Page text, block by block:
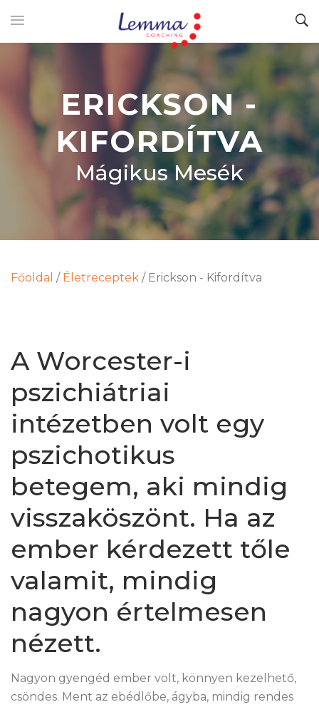
ERICKSON -
KIFORDÍTVA
Mágikus Mesék
Főoldal / Életreceptek / Erickson - Kifordítva
A Worcester-i
pszichiátriai
intézetben volt egy
pszichotikus
betegem, aki mindig
visszaköszönt. Ha az
ember kérdezett tőle
valamit, mindig
nagyon értelmesen
nézett.
Nagyon gyengéd ember volt, könnyen kezelhető,
csöndes. Ment az ebédlőbe, ágyba, mindig rendes